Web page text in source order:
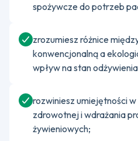
spożywcze do potrzeb
zrozumiesz różnice
konwencjonalną a
wpływ na stan
rozwiniesz umiejętności
zdrowotnej i wdrażania
żywieniowych;